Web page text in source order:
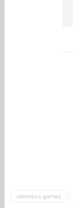
olemains games